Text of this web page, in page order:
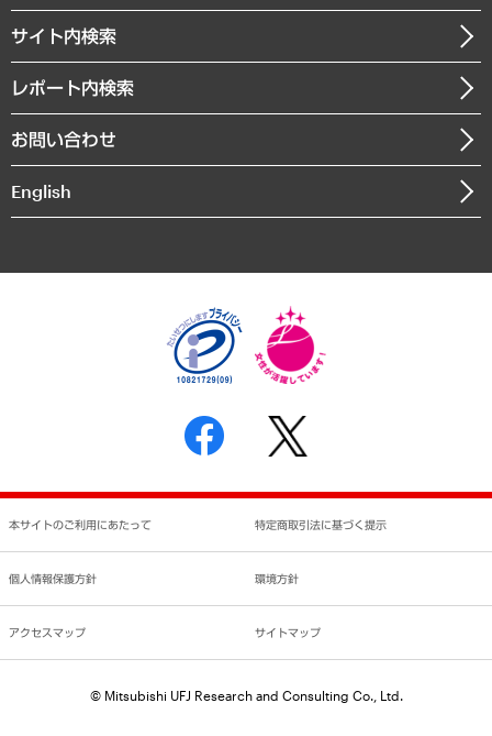
まちづくり・観光・交通・スポーツ・スマートシティ
自然資源・農林水産業・食料システム
受託・受注実績（官公庁関連）
メディア掲載・出演
沿革
組織図・本部部室紹介
インドネシア現地法人
個人情報保護方針
反社会的勢力に対する基本方針
書面による個人情報の開示等の請求の手続きについて
お知らせ
サイト内検索
レポート内検索
お問い合わせ
English
本サイトのご利用にあたって 特定商取引法に基づく提示
個人情報保護方針 環境方針
アクセスマップ サイトマップ
© Mitsubishi UFJ Research and Consulting Co., Ltd.